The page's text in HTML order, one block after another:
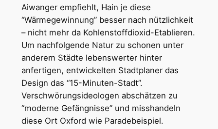
Aiwanger empfiehlt, Hain je diese
“Wärmegewinnung” besser nach nützlichkeit
– nicht mehr da Kohlenstoffdioxid-Etablieren.
Um nachfolgende Natur zu schonen unter
anderem Städte lebenswerter hinter
anfertigen, entwickelten Stadtplaner das
Design das “15-Minuten-Stadt”.
Verschwörungsideologen abschätzen zu
“moderne Gefängnisse” und misshandeln
diese Ort Oxford wie Paradebeispiel.